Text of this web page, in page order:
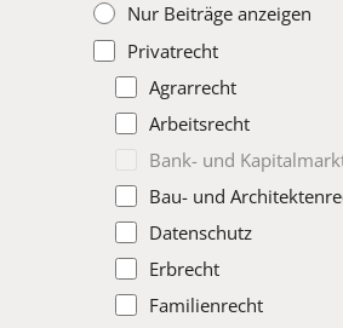
Nur Beiträge anzeigen
Privatrecht
Agrarrecht
Arbeitsrecht
Bank- und
Bau- und
Datenschutz
Erbrecht
Familienrecht